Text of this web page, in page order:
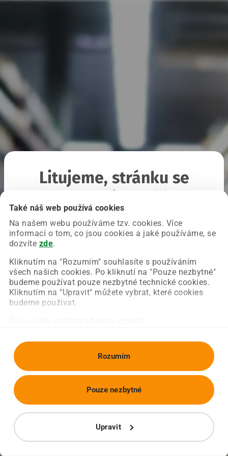
Také náš web používá cookies
Na našem webu používáme tzv. cookies. Více
informací o tom, co jsou cookies a jaké používáme, se
dozvíte zde.
Kliknutím na "Rozumím" souhlasíte s používáním
všech našich cookies. Po kliknutí na "Pouze nezbytné"
budeme používat pouze nezbytné technické cookies.
Kliknutím na "Upravit" můžete vybrat, které cookies
budeme používat.
Rozumím
Upravit
Pouze nezbytné
Litujeme, stránku se
Chyba nastala na naší straně a už ji opravujeme.
Zkuste prosím znovu načíst požadovanou stránku.
Obnovit stránku Úvodní strana